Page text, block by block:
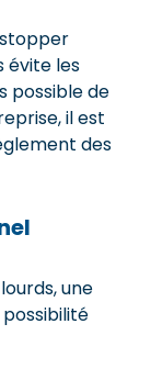
évite les
possible de
il est
des
une